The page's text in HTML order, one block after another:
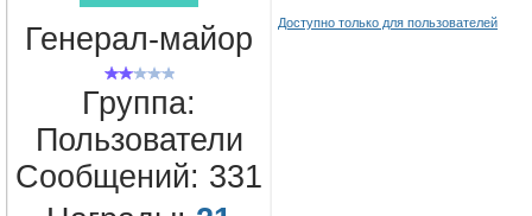
Генерал-майор
Группа:
Пользователи
Сообщений: 331
Доступно только для пользователей